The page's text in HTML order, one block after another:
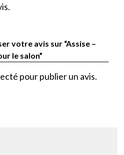
votre avis sur “Assise –
le salon”
pour publier un avis.